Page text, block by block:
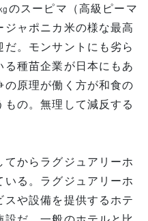
のスーピマ（高級ピーマ
ャポニカ米の様な最高
。モンサントにも劣ら
種苗企業が日本にもあ
の原理が働く方が和食の
の。無理して減反する
からラグジュアリーホ
る。ラグジュアリーホ
や設備を提供するホテ